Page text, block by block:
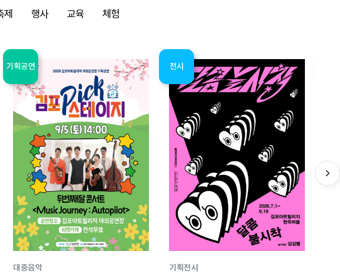
기획공연
대중음악
전시
기획전시
기획공연
어린이공연
기획공연
버스킹
전시
기획전시
전시
미디어아트
제 행사 교육
교육
모담도담 예술 한옥 나들이_
교육
모담도담 예술 한옥 나들이_
체험
체험
2026 김포아트빌리지